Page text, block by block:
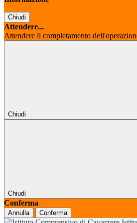
Chiudi
Attendere...
Attendere il completamento
Chiudi
Chiudi
Conferma
Annulla Conferma